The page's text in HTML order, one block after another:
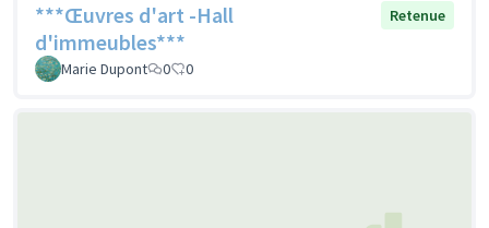
***Œuvres d'art -Hall
d'immeubles***
Retenue
Marie Dupont 0 0